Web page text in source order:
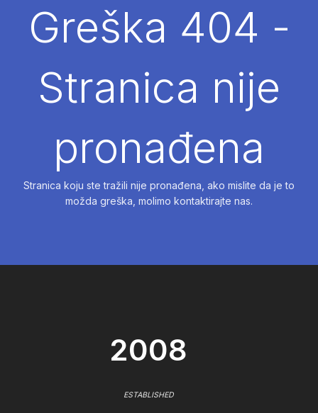
NAJAMGreška 404 -
Stranica nije
pronađena
Stranica koju ste tražili nije pronađena, ako mislite da je to
možda greška, molimo kontaktirajte nas.
2008
ESTABLISHED